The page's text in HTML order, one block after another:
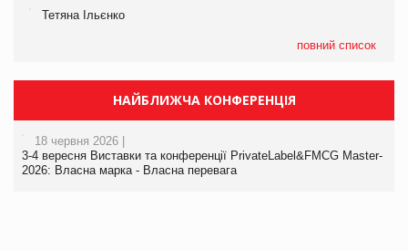
Тетяна Ільєнко
повний список
НАЙБЛИЖЧА КОНФЕРЕНЦІЯ
18 червня 2026 |
3-4 вересня Виставки та конференції PrivateLabel&FMCG Master-
2026: Власна марка - Власна перевага